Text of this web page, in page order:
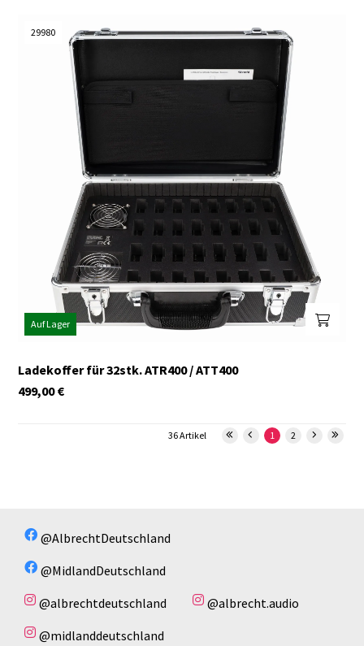
29980
Auf Lager
Ladekoffer für 32stk. ATR400 / ATT400
€
499,00
1 2
36 Artikel
@AlbrechtDeutschland
@MidlandDeutschland
@albrechtdeutschland
@albrecht.audio
@midlanddeutschland